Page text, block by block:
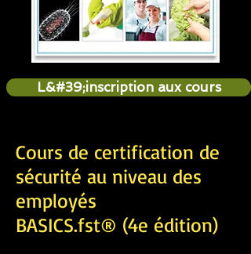
L&#39;inscription aux cours
Cours de certification de
sécurité au niveau des
employés
BASICS.fst® (4e édition)